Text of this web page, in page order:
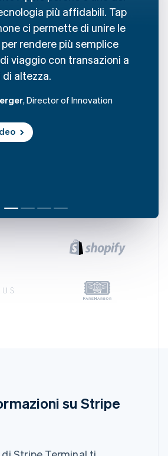
più affidabili. Tap
ci permette di unire le
rendere più semplice
viaggio con transazioni a
altezza.
, Director of Innovation
su Stripe
Deutsch English